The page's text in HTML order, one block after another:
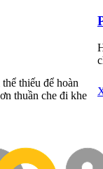
thiếu để hoàn
thuần che đi khe